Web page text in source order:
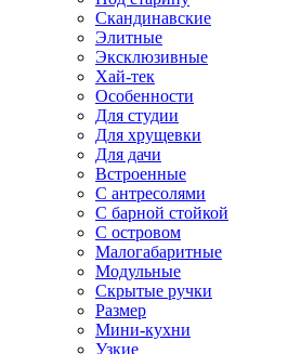
Скандинавские
Элитные
Эксклюзивные
Хай-тек
Особенности
Для студии
Для хрущевки
Для дачи
Встроенные
С антресолями
С барной стойкой
С островом
Малогабаритные
Модульные
Скрытые ручки
Размер
Мини-кухни
Узкие